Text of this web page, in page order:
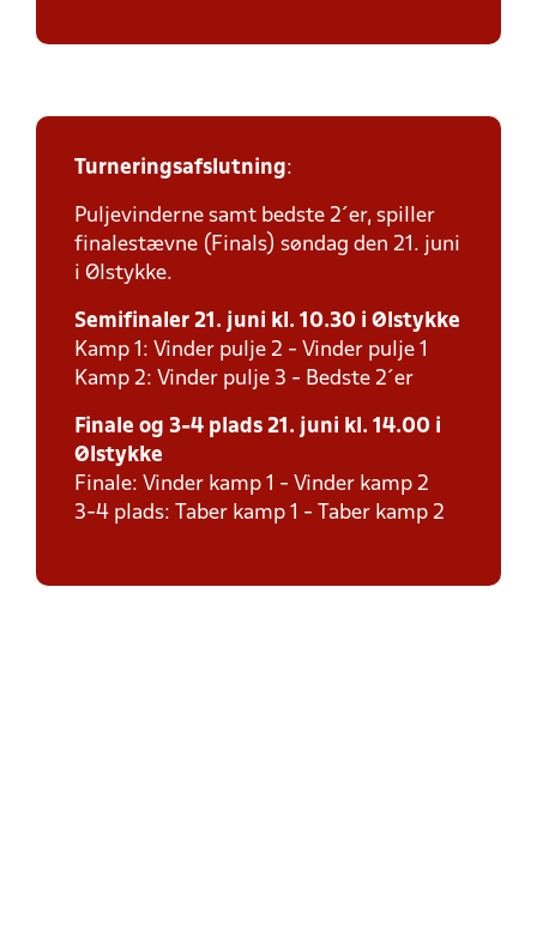
Turneringsafslutning:
Puljevinderne samt bedste 2´er, spiller
finalestævne (Finals) søndag den 21. juni
i Ølstykke.
Semifinaler 21. juni kl. 10.30 i Ølstykke
Kamp 1: Vinder pulje 2 - Vinder pulje 1
Kamp 2: Vinder pulje 3 - Bedste 2´er
Finale og 3-4 plads 21. juni kl. 14.00 i
Ølstykke
Finale: Vinder kamp 1 - Vinder kamp 2
3-4 plads: Taber kamp 1 - Taber kamp 2